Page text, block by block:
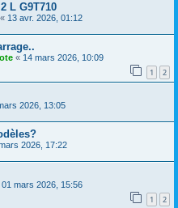
L G9T710
« 13 avr. 2026, 01:12
« 14 mars 2026, 10:09
1 2
2026, 13:05
2026, 17:22
01 mars 2026, 15:56
1 2